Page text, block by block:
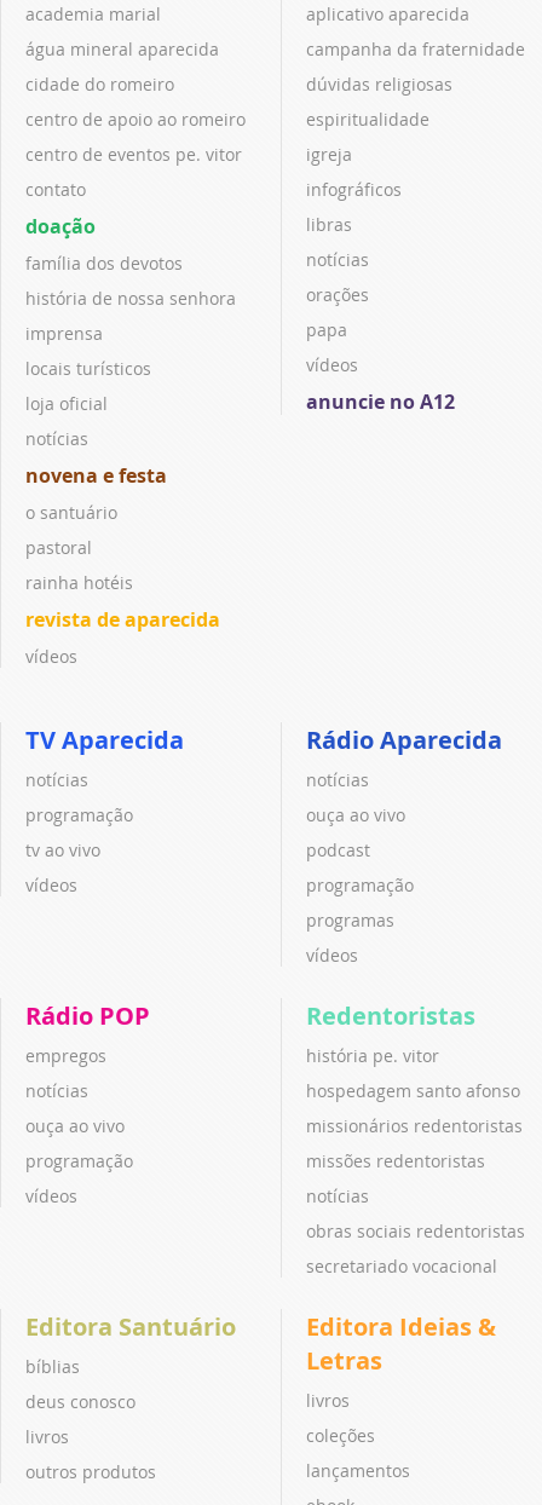
academia marial
água mineral aparecida
cidade do romeiro
centro de apoio ao romeiro
centro de eventos pe. vitor
contato
doação
família dos devotos
história de nossa senhora
imprensa
locais turísticos
loja oficial
notícias
novena e festa
o santuário
pastoral
rainha hotéis
revista de aparecida
vídeos
aplicativo aparecida
campanha da fraternidade
dúvidas religiosas
espiritualidade
igreja
infográficos
libras
notícias
orações
papa
vídeos
anuncie no A12
TV Aparecida
notícias
programação
tv ao vivo
vídeos
Rádio Aparecida
notícias
ouça ao vivo
podcast
programação
programas
vídeos
Rádio POP
empregos
notícias
ouça ao vivo
programação
vídeos
Redentoristas
história pe. vitor
hospedagem santo afonso
missionários redentoristas
missões redentoristas
notícias
obras sociais redentoristas
secretariado vocacional
Editora Santuário
bíblias
deus conosco
livros
outros produtos
Editora Ideias &
Letras
livros
coleções
lançamentos